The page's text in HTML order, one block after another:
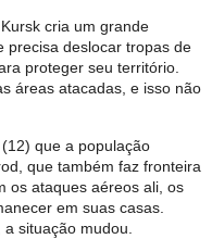
cria um grande
precisa deslocar tropas de
proteger seu território.
áreas atacadas, e isso não
que a população
que também faz fronteira
os ataques aéreos ali, os
em suas casas.
situação mudou.